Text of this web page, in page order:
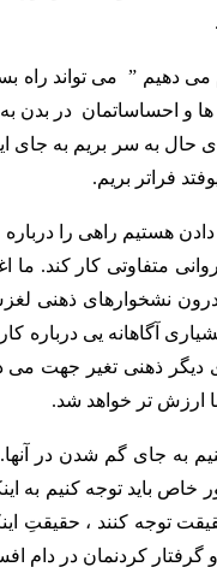
دهیم ” می تواند راه
و احساساتمان در بدن به
حال به سر بریم به جای
فراتر بریم.
دادن هستیم راهی را
متفاوتی کار کند.
نشخوارهای ذهنی
آگاهانه یی درباره
دیگر ذهنی تغیر جهت
ارزش تر خواهد شد.
به جای گم شدن در
باید توجه کنیم به
توجه کنند ، حقیقتِ
کردنمان در دام